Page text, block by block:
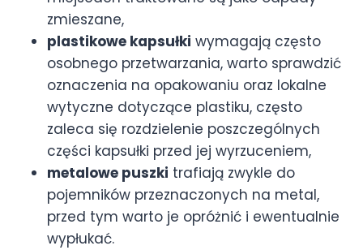
zmieszane,
plastikowe kapsułki wymagają często
osobnego przetwarzania, warto sprawdzić
oznaczenia na opakowaniu oraz lokalne
wytyczne dotyczące plastiku, często
zaleca się rozdzielenie poszczególnych
części kapsułki przed jej wyrzuceniem,
metalowe puszki trafiają zwykle do
pojemników przeznaczonych na metal,
przed tym warto je opróżnić i ewentualnie
wypłukać.